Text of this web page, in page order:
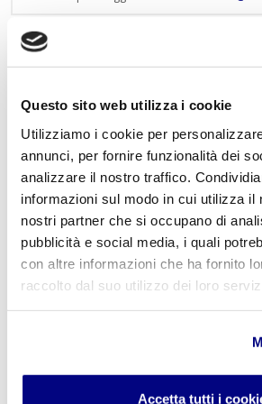
Questo sito web utilizza i cookie
Utilizziamo i cookie per
annunci, per fornire funzionalità dei
analizzare il nostro traffico.
informazioni sul modo in cui utilizza il
nostri partner che si occupano di
pubblicità e social media, i quali
con altre informazioni che ha fornito
raccolto dal suo utilizzo dei loro
Accetta tutti i
Lascia un commento
L'indirizzo email non verrà
obbligatori sono contrassegnati con
Nome*
E-mail*